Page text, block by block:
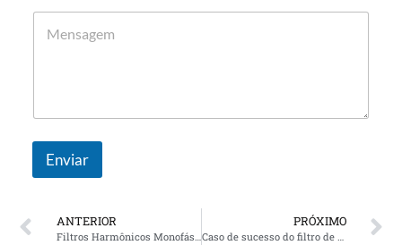
Enviar
ANTERIOR
Filtros Harmônicos Monofásicos vs.. Filtros harmônicos ativos: Qual solução é melhor para melhorar a qualidade da energia?
PRÓXIMO
Caso de sucesso do filtro de energia ativo: Mitigação harmônica para um fabricante de silício monocristalino em Ningxia